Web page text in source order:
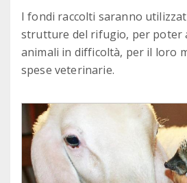
I fondi raccolti saranno
strutture del rifugio, per poter
animali in difficoltà, per il loro
spese veterinarie.